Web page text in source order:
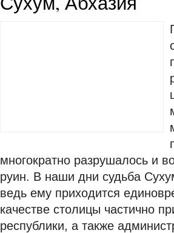
многократно разрушалось и
руин. В наши дни судьба
ведь ему приходится
качестве столицы частично
республики, а также